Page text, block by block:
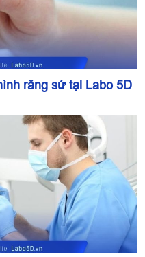
răng sứ tại Labo 5D